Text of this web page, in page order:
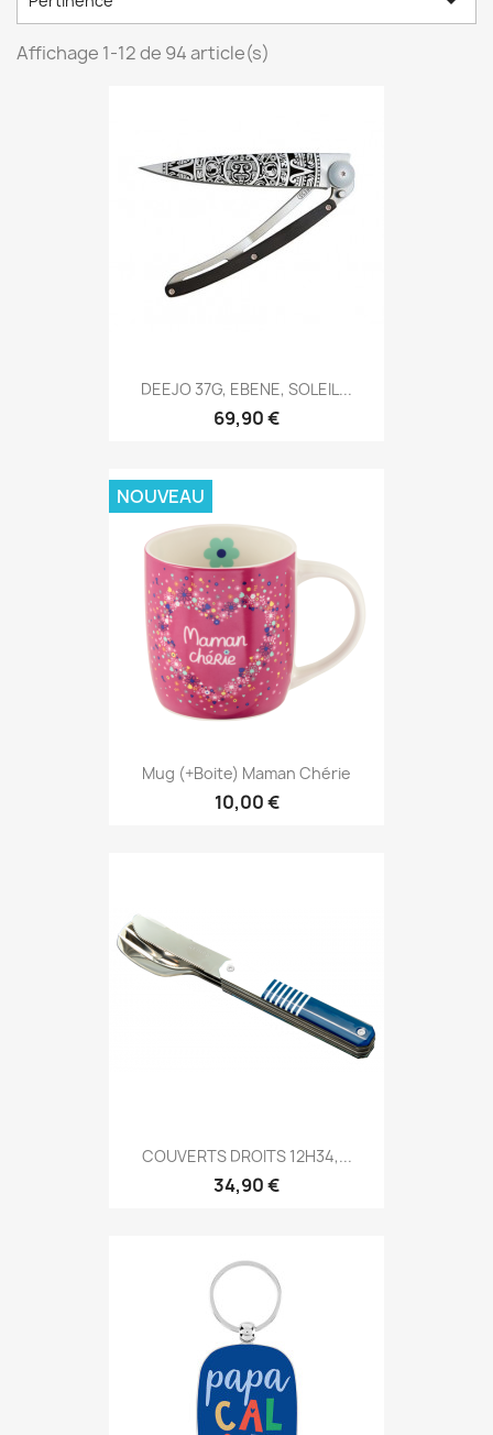
Affichage 1-12 de 94 article(s)
DEEJO 37G, EBENE, SOLEIL...
69,90 €
Mug (+boite) Maman Chérie
10,00 €
NOUVEAU
COUVERTS DROITS 12H34,...
34,90 €